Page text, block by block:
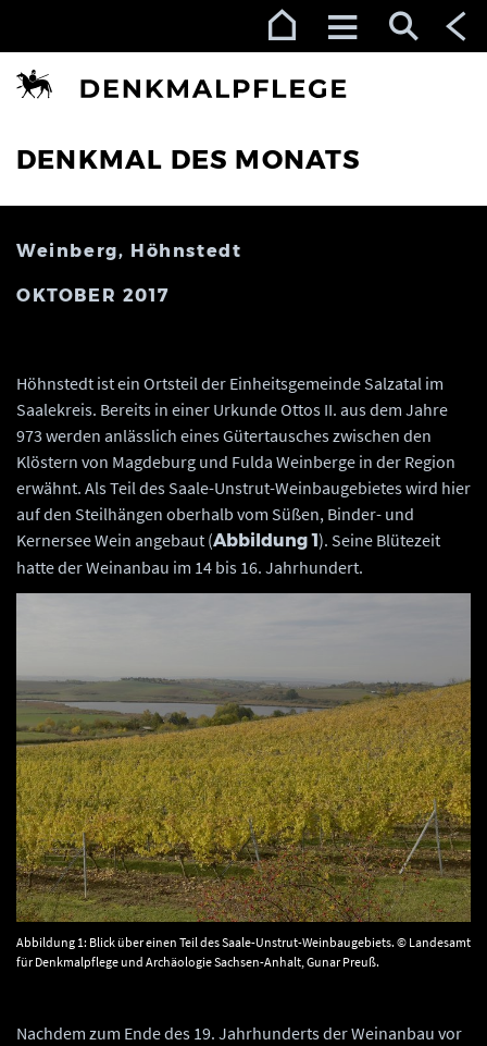
DENKMAL DES MONATS
Weinberg, Höhnstedt
OKTOBER 2017
Höhnstedt ist ein Ortsteil der Einheitsgemeinde Salzatal im
Saalekreis. Bereits in einer Urkunde Ottos II. aus dem Jahre
973 werden anlässlich eines Gütertausches zwischen den
Klöstern von Magdeburg und Fulda Weinberge in der Region
erwähnt. Als Teil des Saale-Unstrut-Weinbaugebietes wird hier
auf den Steilhängen oberhalb vom Süßen, Binder- und
Kernersee Wein angebaut (Abbildung 1 ). Seine Blütezeit
hatte der Weinanbau im 14 bis 16. Jahrhundert.
Abbildung 1: Blick über einen Teil des Saale-Unstrut-Weinbaugebiets. © Landesamt
für Denkmalpflege und Archäologie Sachsen-Anhalt, Gunar Preuß.
Nachdem zum Ende des 19. Jahrhunderts der Weinanbau vor